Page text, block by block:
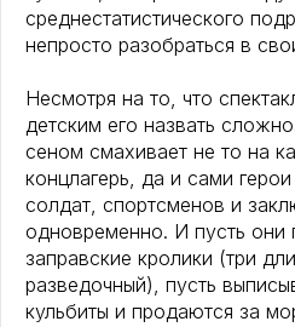
среднестатистического
непросто разобраться в
Несмотря на то, что
детским его назвать
сеном смахивает не то на
концлагерь, да и сами
солдат, спортсменов и
одновременно. И пусть они
заправские кролики (три
разведочный), пусть
кульбиты и продаются за